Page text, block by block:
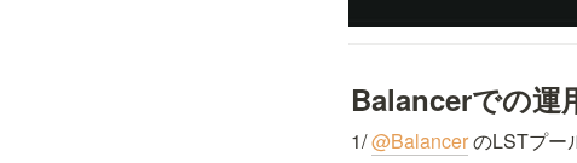
Balancerでの運
1/ @Balancer のLSTプー